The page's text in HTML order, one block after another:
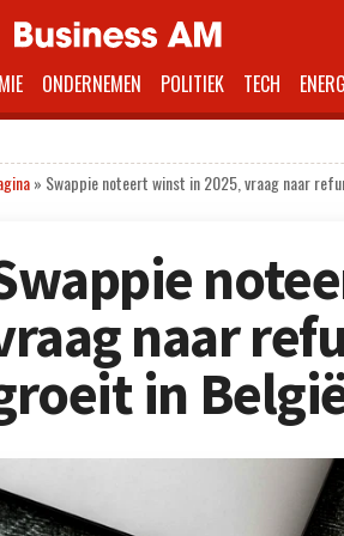
ONDERNEMEN POLITIEK TECH
» Swappie noteert winst in 2025, vraag naar
naar
in